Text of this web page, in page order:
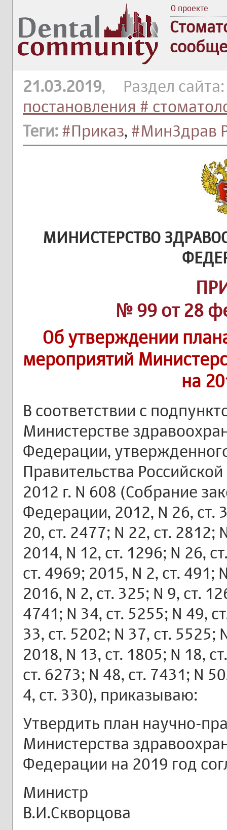
О проекте
21.03.2019, Раздел
постановления #
Теги: #Приказ, #МинЗдрав
МИНИСТЕРСТВО
№ 99 от 28
Об утверждении
мероприятий
на
В соответствии с
Министерстве
Федерации,
Правительства
2012 г. N 608 (Собрание
Федерации, 2012, N 26, ст.
20, ст. 2477; N 22, ст. 2812;
2014, N 12, ст. 1296; N 26,
ст. 4969; 2015, N 2, ст. 491;
2016, N 2, ст. 325; N 9, ст.
4741; N 34, ст. 5255; N 49,
33, ст. 5202; N 37, ст. 5525;
2018, N 13, ст. 1805; N 18,
ст. 6273; N 48, ст. 7431; N
4, ст. 330), приказываю:
Утвердить план научно-
Министерства
Федерации на 2019 год
Министр
В.И.Скворцова